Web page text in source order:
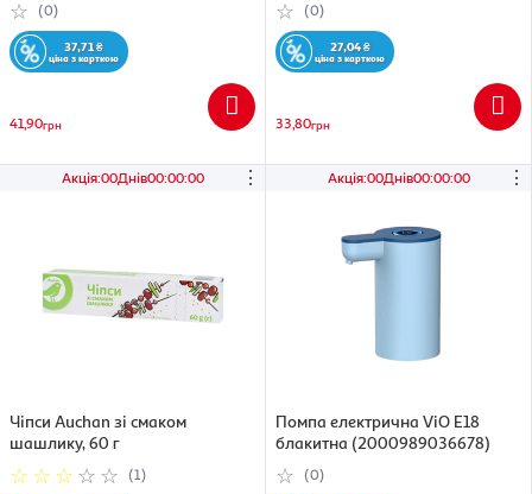
(0)
37,71₴
ціна з карткою
41,90грн
(0)
27,04₴
ціна з карткою
33,80грн
Акція:00Днів00:00:00 ⋮
Чіпси Auchan зі смаком
шашлику, 60 г
(1)
Акція:00Днів00:00:00 ⋮
Помпа електрична ViO E18
блакитна (2000989036678)
(0)